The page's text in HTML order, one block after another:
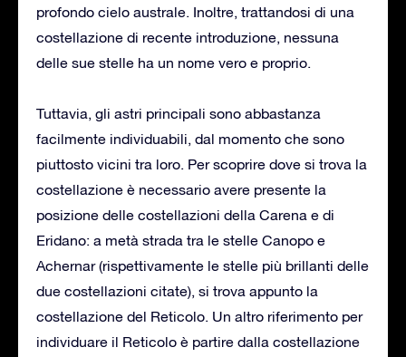
profondo cielo australe. Inoltre, trattandosi di una
costellazione di recente introduzione, nessuna
delle sue stelle ha un nome vero e proprio.
Tuttavia, gli astri principali sono abbastanza
facilmente individuabili, dal momento che sono
piuttosto vicini tra loro. Per scoprire dove si trova la
costellazione è necessario avere presente la
posizione delle costellazioni della Carena e di
Eridano: a metà strada tra le stelle Canopo e
Achernar (rispettivamente le stelle più brillanti delle
due costellazioni citate), si trova appunto la
costellazione del Reticolo. Un altro riferimento per
individuare il Reticolo è partire dalla costellazione